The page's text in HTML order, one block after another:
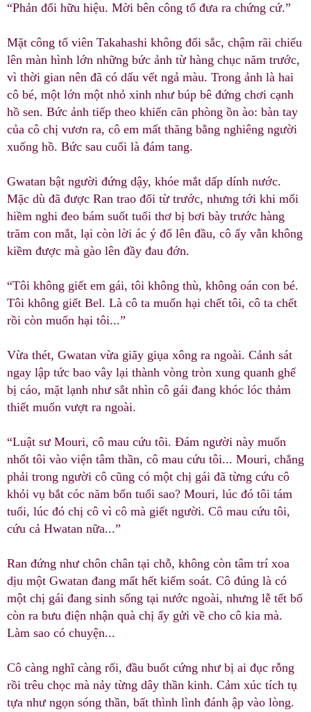
“Phản đối hữu hiệu. Mời bên công tố đưa ra chứng cứ.”
Mặt công tố viên Takahashi không đổi sắc, chậm rãi chiếu
lên màn hình lớn những bức ảnh từ hàng chục năm trước,
vì thời gian nên đã có dấu vết ngả màu. Trong ảnh là hai
cô bé, một lớn một nhỏ xinh như búp bê đứng chơi cạnh
hồ sen. Bức ảnh tiếp theo khiến căn phòng ồn ào: bàn tay
của cô chị vươn ra, cô em mất thăng bằng nghiêng người
xuống hồ. Bức sau cuối là đám tang.
Gwatan bật người đứng dậy, khóe mắt dấp dính nước.
Mặc dù đã được Ran trao đổi từ trước, nhưng tới khi mối
hiềm nghi đeo bám suốt tuổi thơ bị bơi bày trước hàng
trăm con mắt, lại còn lời ác ý đổ lên đầu, cô ấy vẫn không
kiềm được mà gào lên đầy đau đớn.
“Tôi không giết em gái, tôi không thù, không oán con bé.
Tôi không giết Bel. Là cô ta muốn hại chết tôi, cô ta chết
rồi còn muốn hại tôi...”
Vừa thét, Gwatan vừa giãy giụa xông ra ngoài. Cảnh sát
ngay lập tức bao vây lại thành vòng tròn xung quanh ghế
bị cáo, mặt lạnh như sắt nhìn cô gái đang khóc lóc thảm
thiết muốn vượt ra ngoài.
“Luật sư Mouri, cô mau cứu tôi. Đám người này muốn
nhốt tôi vào viện tâm thần, cô mau cứu tôi... Mouri, chẳng
phải trong người cô cũng có một chị gái đã từng cứu cô
khỏi vụ bắt cóc năm bốn tuổi sao? Mouri, lúc đó tôi tám
tuổi, lúc đó chị cô vì cô mà giết người. Cô mau cứu tôi,
cứu cả Hwatan nữa...”
Ran đứng như chôn chân tại chỗ, không còn tâm trí xoa
dịu một Gwatan đang mất hết kiểm soát. Cô đúng là có
một chị gái đang sinh sống tại nước ngoài, nhưng lễ tết bố
còn ra bưu điện nhận quà chị ấy gửi về cho cô kia mà.
Làm sao có chuyện...
Cô càng nghĩ càng rối, đầu buốt cứng như bị ai đục rỗng
rồi trêu chọc mà nảy từng dây thần kinh. Cảm xúc tích tụ
tựa như ngọn sóng thần, bất thình lình đánh ập vào lòng.